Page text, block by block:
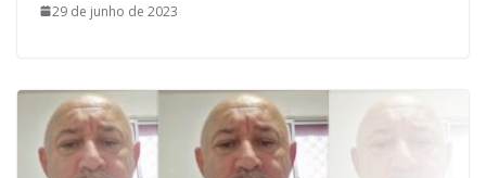
29 de junho de 2023